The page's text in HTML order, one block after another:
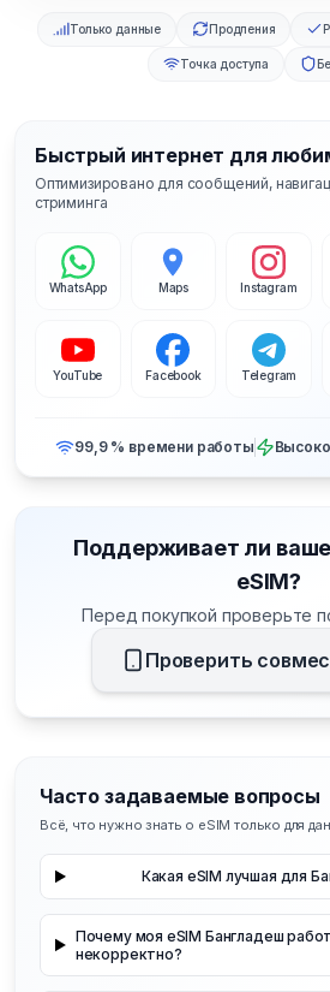
Только данные Продления
Точка доступа
Быстрый интернет для
Оптимизировано для сообщений,
стриминга
WhatsApp Maps Instagram
YouTube Facebook Telegram
99,9 % времени работы
Поддерживает ли
eSIM?
Перед покупкой проверьте
Проверить
Часто задаваемые вопросы
Всё, что нужно знать о eSIM только для
Какая eSIM лучшая для
Почему моя eSIM Бангладеш
некорректно?